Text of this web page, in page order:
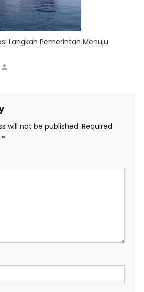
Langkah Pemerintah Menuju
will not be published. Required
*